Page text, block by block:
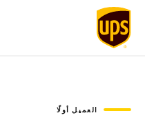
العميل أولًا